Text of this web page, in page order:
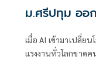
ม.ศรีปทุม ออ
ทักษะ AI รอ
ธุรกิจสู่มหาวิ
เมื่อ AI เข้ามาเปลี่ย
แรงงานทั่วโลกขาด